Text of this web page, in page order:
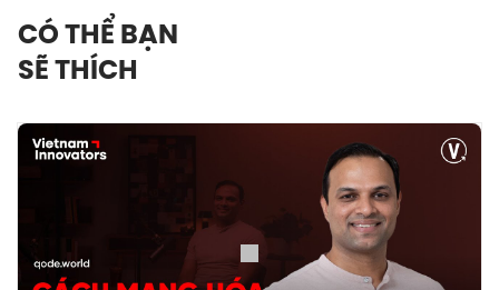
CÓ THỂ BẠN
SẼ THÍCH